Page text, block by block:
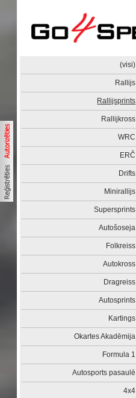
(visi)
Rallijs
Rallijsprints
Rallijkross
WRC
ERČ
Drifts
Minirallijs
Supersprints
Autošoseja
Folkreiss
Autokross
Dragreiss
Autosprints
Kartings
Okartes Akadēmija
Formula 1
Autosports pasaulē
4x4